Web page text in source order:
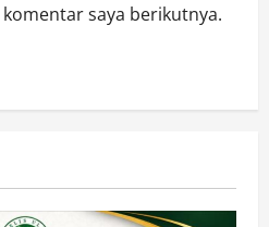
saya berikutnya.